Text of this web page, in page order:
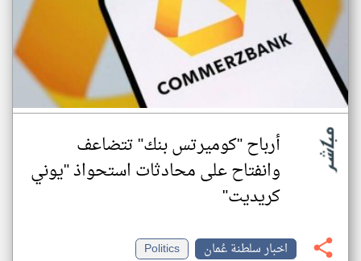
أرباح "كوميرتس بنك" تتضاعف
وانفتاح على محادثات استحواذ "يوني
كريديت"
اخبار سلطنة عُمان
Politics